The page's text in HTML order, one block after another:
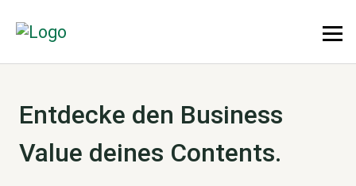
Entdecke den Business
Value deines Contents.